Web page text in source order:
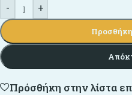
-
+
Πρόσθήκη στην λίστα